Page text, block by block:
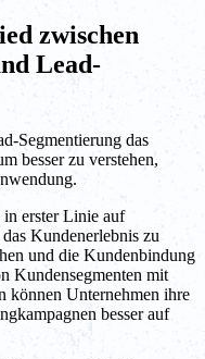
zwischen
Lead-
Segmentierung das
besser zu verstehen,
in erster Linie auf
Kundenerlebnis zu
und die Kundenbindung
Kundensegmenten mit
können Unternehmen ihre
besser auf